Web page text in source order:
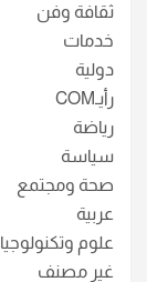
ثقافة وفن
خدمات
دولية
رأيـCOM
رياضة
سياسة
صحة ومجتمع
عربية
علوم وتكنولوجيا
غير مصنف